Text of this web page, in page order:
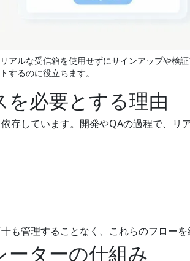
アルな受信箱を使用せずにサインアップや検
するのに役立ちます。
必要とする理由
存しています。開発やQAの過程で、リ
管理することなく、これらのフローを
ターの仕組み